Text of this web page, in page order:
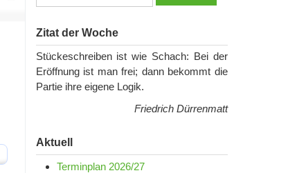
Zitat der Woche
Stückeschreiben ist wie Schach: Bei der
Eröffnung ist man frei; dann bekommt die
Partie ihre eigene Logik.
Friedrich Dürrenmatt
Aktuell
Terminplan 2026/27